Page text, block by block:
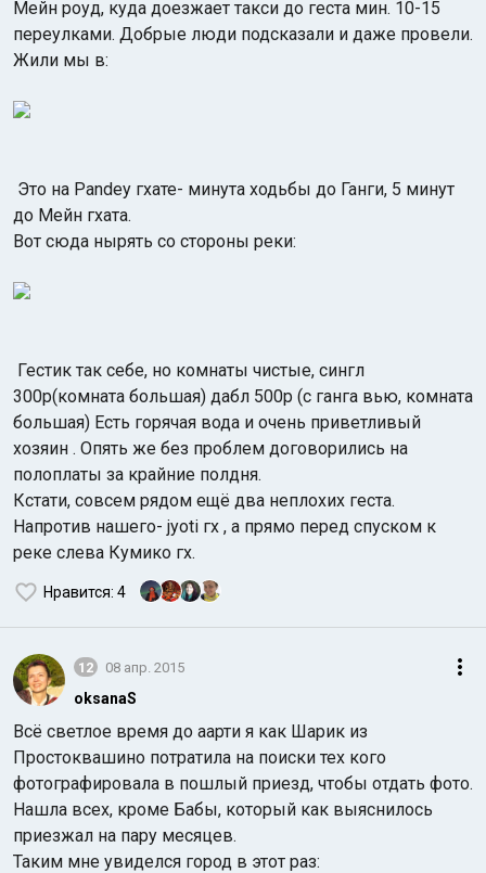
Мейн роуд, куда доезжает такси до геста мин. 10-15
переулками. Добрые люди подсказали и даже провели.
Жили мы в:
Это на Pandey гхате- минута ходьбы до Ганги, 5 минут
до Мейн гхата.
Вот сюда нырять со стороны реки:
Гестик так себе, но комнаты чистые, сингл
300р(комната большая) дабл 500р (с ганга вью, комната
большая) Есть горячая вода и очень приветливый
хозяин . Опять же без проблем договорились на
полоплаты за крайние полдня.
Кстати, совсем рядом ещё два неплохих геста.
Напротив нашего- jyoti гх , а прямо перед спуском к
реке слева Кумико гх.
Нравится: 4
12 08 апр. 2015
oksanaS
Всё светлое время до аарти я как Шарик из
Простоквашино потратила на поиски тех кого
фотографировала в пошлый приезд, чтобы отдать фото.
Нашла всех, кроме Бабы, который как выяснилось
приезжал на пару месяцев.
Таким мне увиделся город в этот раз: